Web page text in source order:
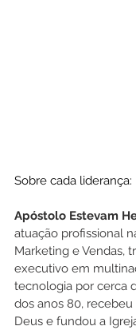
Sobre cada liderança:
Apóstolo Estevam
atuação profissional
Marketing e Vendas,
executivo em
tecnologia por cerca
dos anos 80,
Deus e fundou a